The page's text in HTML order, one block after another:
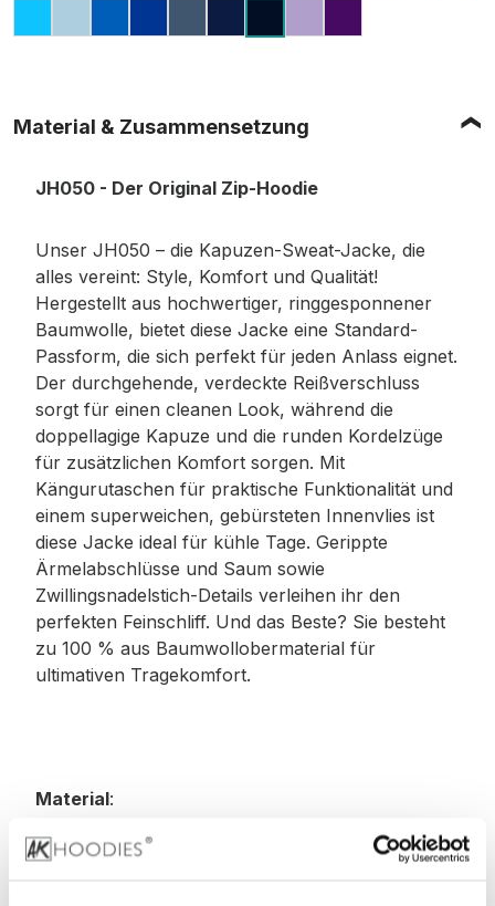
Material & Zusammensetzung
JH050 - Der Original Zip-Hoodie
Unser JH050 – die Kapuzen-Sweat-Jacke, die
alles vereint: Style, Komfort und Qualität!
Hergestellt aus hochwertiger, ringgesponnener
Baumwolle, bietet diese Jacke eine Standard-
Passform, die sich perfekt für jeden Anlass eignet.
Der durchgehende, verdeckte Reißverschluss
sorgt für einen cleanen Look, während die
doppellagige Kapuze und die runden Kordelzüge
für zusätzlichen Komfort sorgen. Mit
Kängurutaschen für praktische Funktionalität und
einem superweichen, gebürsteten Innenvlies ist
diese Jacke ideal für kühle Tage. Gerippte
Ärmelabschlüsse und Saum sowie
Zwillingsnadelstich-Details verleihen ihr den
perfekten Feinschliff. Und das Beste? Sie besteht
zu 100 % aus Baumwollobermaterial für
ultimativen Tragekomfort.
Material:
80% Baumwolle, 20% Polyester